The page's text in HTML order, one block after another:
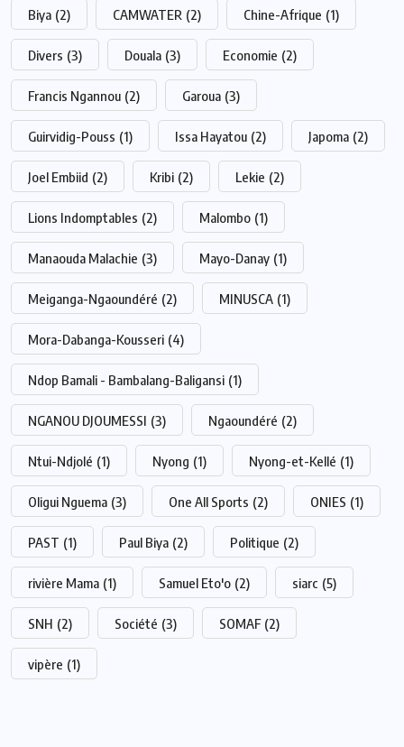
Biya (2) CAMWATER (2) Chine-Afrique (1)
Divers (3) Douala (3) Economie (2)
Francis Ngannou (2) Garoua (3)
Guirvidig-Pouss (1) Issa Hayatou (2) Japoma (2)
Joel Embiid (2) Kribi (2) Lekie (2)
Lions Indomptables (2) Malombo (1)
Manaouda Malachie (3) Mayo-Danay (1)
Meiganga-Ngaoundéré (2) MINUSCA (1)
Mora-Dabanga-Kousseri (4)
Ndop Bamali - Bambalang-Baligansi (1)
NGANOU DJOUMESSI (3) Ngaoundéré (2)
Ntui-Ndjolé (1) Nyong (1) Nyong-et-Kellé (1)
Oligui Nguema (3) One All Sports (2) ONIES (1)
PAST (1) Paul Biya (2) Politique (2)
rivière Mama (1) Samuel Eto'o (2) siarc (5)
SNH (2) Société (3) SOMAF (2)
vipère (1)